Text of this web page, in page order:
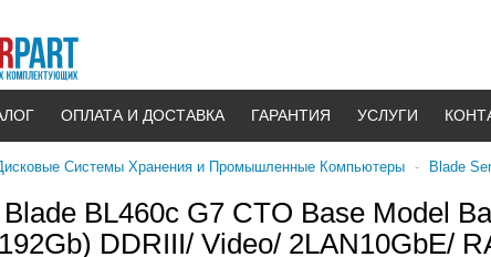
ОПЛАТА И ДОСТАВКА ГАРАНТИЯ УСЛУГИ
Системы Хранения и Промышленные Компьютеры - Blade
BL460c G7 CTO Base Model
DDRIII/ Video/ 2LAN10GbE/